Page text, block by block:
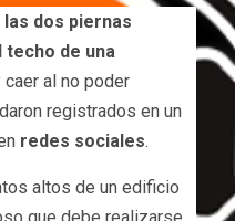
dos piernas
de una
caer al no poder
registrados en un
redes sociales.
altos de un edificio
que debe realizarse